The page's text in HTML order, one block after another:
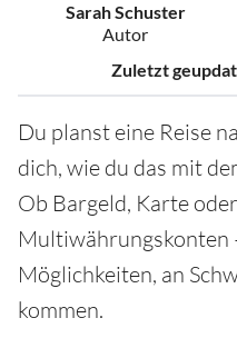
Sarah Schuster
Autor
Zuletzt
Du planst eine Reise
dich, wie du das mit
Ob Bargeld, Karte
Multiwährungskonten
Möglichkeiten, an
kommen.